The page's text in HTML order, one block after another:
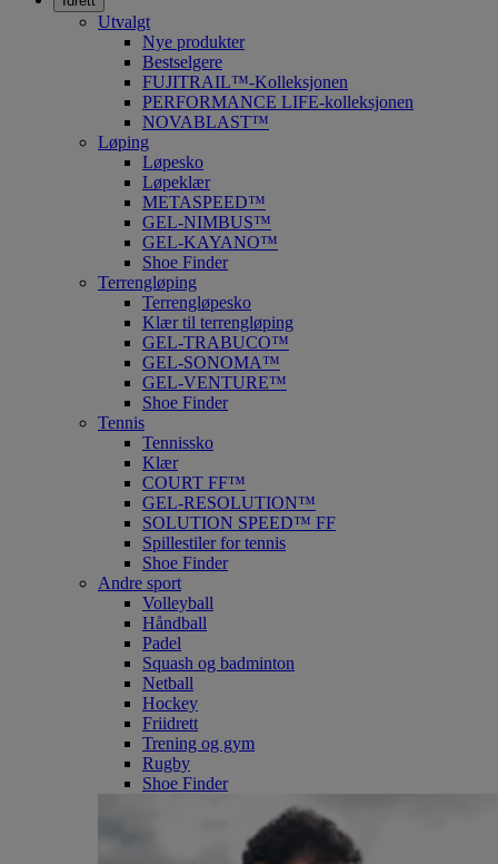
Utvalgt
Nye produkter
Bestselgere
FUJITRAIL™-Kolleksjonen
PERFORMANCE LIFE-kolleksjonen
NOVABLAST™
Løping
Løpesko
Løpeklær
METASPEED™
GEL-NIMBUS™
GEL-KAYANO™
Shoe Finder
Terrengløping
Terrengløpesko
Klær til terrengløping
GEL-TRABUCO™
GEL-SONOMA™
GEL-VENTURE™
Shoe Finder
Tennis
Tennissko
Klær
COURT FF™
GEL-RESOLUTION™
SOLUTION SPEED™ FF
Spillestiler for tennis
Shoe Finder
Andre sport
Volleyball
Håndball
Padel
Squash og badminton
Netball
Hockey
Friidrett
Trening og gym
Rugby
Shoe Finder